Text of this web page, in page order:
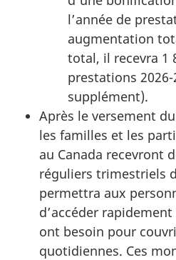
l’année de
augmentation
total, il recevra 1
prestations 2026-
supplément).
Après le versement
les familles et les
au Canada recevront
réguliers trimestriels
permettra aux
d’accéder
ont besoin pour
quotidiennes. Ces